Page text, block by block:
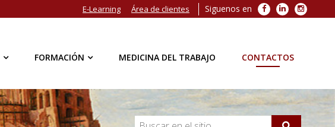
Siguenos en Facebook
LinkedIn
E-Learning Área de clientes
FORMACIÓN MEDICINA DEL TRABAJO CONTACTOS